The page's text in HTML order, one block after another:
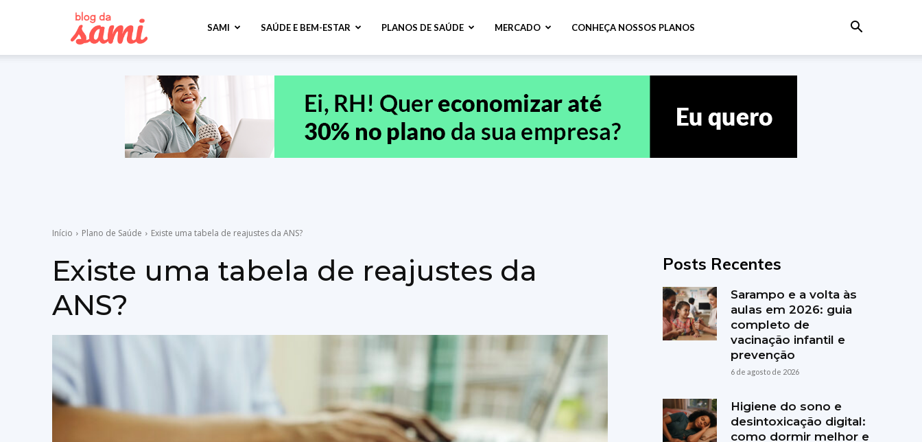
Saúde
SAMI SAÚDE E BEM-ESTAR PLANOS DE SAÚDE MERCADO CONHEÇA NOSSOS PLANOS
Início Plano de Saúde Existe uma tabela de reajustes da ANS?
Existe uma tabela de reajustes da
ANS?
Posts Recentes
Sarampo e a volta às
aulas em 2026: guia
completo de
vacinação infantil e
prevenção
6 de agosto de 2026
Higiene do sono e
desintoxicação digital:
como dormir melhor e